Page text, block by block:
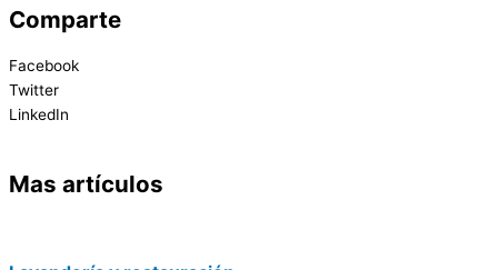
Comparte
Facebook
Twitter
LinkedIn
Mas artículos